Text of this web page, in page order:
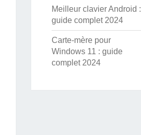
Meilleur clavier Android :
guide complet 2024
Carte-mère pour
Windows 11 : guide
complet 2024